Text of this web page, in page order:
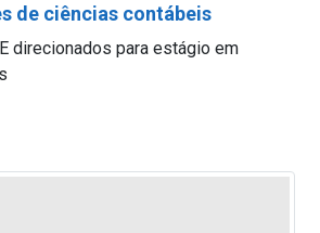
de ciências contábeis
direcionados para estágio em